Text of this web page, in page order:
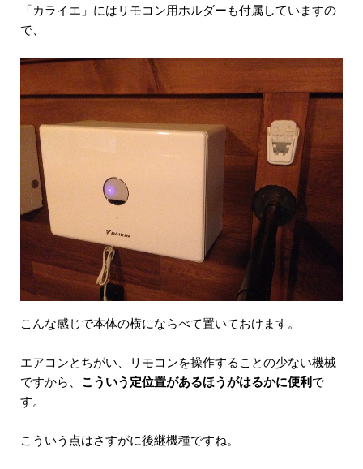
「カライエ」にはリモコン用ホルダーも付属していますの
で、
こんな感じで本体の横にならべて置いておけます。
エアコンとちがい、リモコンを操作することの少ない機械
ですから、 こういう定位置があるほうがはるかに便利で
す。
こういう点はさすがに後継機種ですね。